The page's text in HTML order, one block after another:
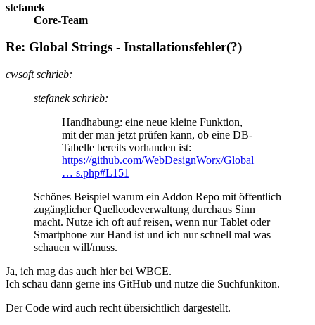
stefanek
Core-Team
Re: Global Strings - Installationsfehler(?)
cwsoft schrieb:
stefanek schrieb:
Handhabung: eine neue kleine Funktion,
mit der man jetzt prüfen kann, ob eine DB-
Tabelle bereits vorhanden ist:
https://github.com/WebDesignWorx/Global
… s.php#L151
Schönes Beispiel warum ein Addon Repo mit öffentlich
zugänglicher Quellcodeverwaltung durchaus Sinn
macht. Nutze ich oft auf reisen, wenn nur Tablet oder
Smartphone zur Hand ist und ich nur schnell mal was
schauen will/muss.
Ja, ich mag das auch hier bei WBCE.
Ich schau dann gerne ins GitHub und nutze die Suchfunkiton.
Der Code wird auch recht übersichtlich dargestellt.